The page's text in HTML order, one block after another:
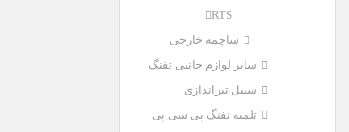
RTS
ساچمه خارجی
سایر لوازم جانبی تفنگ
سیبل تیراندازی
تلمبه تفنگ پی سی پی